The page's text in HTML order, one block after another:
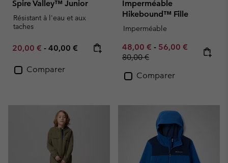
Spire Valley™ Junior
Résistant à l'eau et aux
taches
Minimum sale price:
20,00 € - Maximum price:
40,00 €
Comparer
Imperméable
Hikebound™ Fille
Imperméable
Minimum sale price:
48,00 € - Maximum sale
56,00 € Regular
80,00 €
Comparer